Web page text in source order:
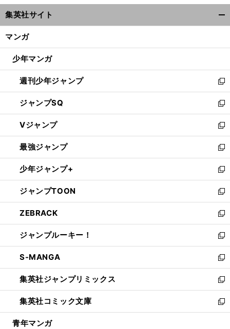
ウ
ィ
ン
ウ
開
く
集英社サイト
マンガ
少年マンガ
週刊少年ジャンプ
新
し
い
ウ
ィ
ン
ド
ウ
で
開
く
ジャンプSQ
新
し
い
ウ
ィ
ン
ド
ウ
で
開
く
Vジャンプ
新
し
い
ウ
ィ
ン
ド
ウ
で
開
く
最強ジャンプ
新
し
い
ウ
ィ
ン
ド
ウ
で
開
く
少年ジャンプ+
新
し
い
ウ
ィ
ン
ド
ウ
で
開
く
ジャンプTOON
新
し
い
ウ
ィ
ン
ド
ウ
で
開
く
ZEBRACK
新
し
い
ウ
ィ
ン
ド
ウ
で
開
ジャンプルーキー！
新
し
い
ウ
ィ
ン
ド
ウ
S-MANGA
新
し
い
ウ
ィ
ン
集英社ジャンプリミックス
新
し
い
ウ
集英社コミック文庫
新
し
青年マンガ